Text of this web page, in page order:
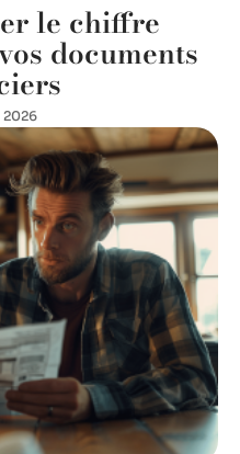
le chiffre
documents
2026